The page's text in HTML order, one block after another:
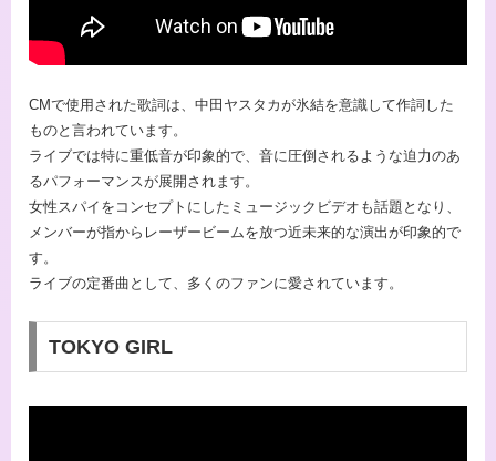
CMで使用された歌詞は、中田ヤスタカが氷結を意識して作詞した
ものと言われています。
ライブでは特に重低音が印象的で、音に圧倒されるような迫力のあ
るパフォーマンスが展開されます。
女性スパイをコンセプトにしたミュージックビデオも話題となり、
メンバーが指からレーザービームを放つ近未来的な演出が印象的で
す。
ライブの定番曲として、多くのファンに愛されています。
TOKYO GIRL